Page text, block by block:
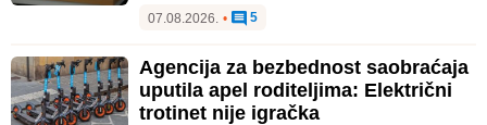
07.08.2026. • 5
Agencija za bezbednost saobraćaja
uputila apel roditeljima: Električni
trotinet nije igračka